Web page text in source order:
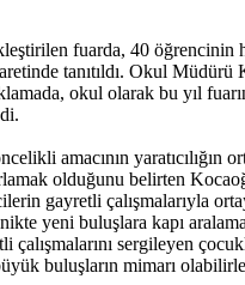
fuarda, 40 öğrencinin
tanıtıldı. Okul Müdürü
okul olarak bu yıl
amacının yaratıcılığın
olduğunu belirten
gayretli çalışmalarıyla
yeni buluşlara kapı
çalışmalarını sergileyen
buluşların mimarı